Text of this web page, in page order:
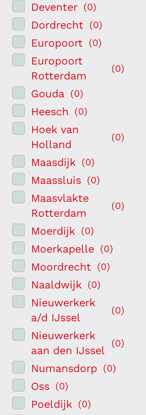
Deventer (0)
Dordrecht (0)
Europoort (0)
Europoort
Rotterdam
(0)
Gouda (0)
Heesch (0)
Hoek van
Holland
(0)
Maasdijk (0)
Maassluis (0)
Maasvlakte
Rotterdam
(0)
Moerdijk (0)
Moerkapelle (0)
Moordrecht (0)
Naaldwijk (0)
Nieuwerkerk
a/d IJssel
(0)
Nieuwerkerk
aan den IJssel
(0)
Numansdorp (0)
Oss (0)
Poeldijk (0)